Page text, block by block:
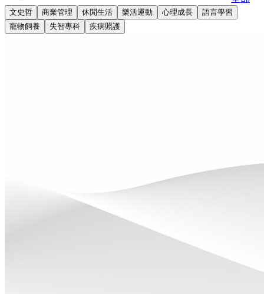
文史哲 商業管理 休閒生活 樂活運動 心理成長
語言學習
寵物飼養
失智專科 疾病照護